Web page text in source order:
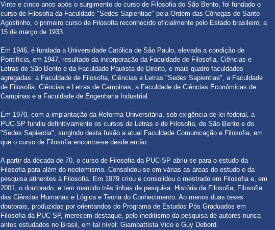
Vinte e cinco anos após o surgimento do curso de Filosofia do São Bento, foi fundado o
curso de Filosofia da Faculdade "Sedes Sapientiae" pela Ordem das Cônegas de Santo
Agostinho, o primeiro curso de Filosofia reconhecido oficialmente pelo Estado brasileiro, a
15 de março de 1933.
Em 1946, é fundada a Universidade Católica de São Paulo, elevada a condição de
Pontifícia, em 1947, resultado da incorporação da Faculdade de Filosofia, Ciências e
Letras de São Bento e da Faculdade Paulista de Direito, e mais quatro faculdades
agregadas: a Faculdade de Filosofia, Ciências e Letras "Sedes Sapientiae", a Faculdade
de Filosofia, Ciências e Letras de Campinas, a Faculdade de Ciências Econômicas de
Campinas e a Faculdade de Engenharia Industrial.
Em 1970, com a implantação da Reforma Universitária, sob exigência de lei federal, a
PUC-SP fundiu definitivamente os cursos de Letras e de Filosofia, do São Bento e do
"Sedes Sapientia", surgindo desta fusão a atual Faculdade Comunicação e Filosofia, em
que o curso de Filosofia encontra-se desde então.
A partir da década de 70, o curso de Filosofia da PUC-SP abriu-se para o estudo da
Filosofia para além do neotomismo. Consolidou-se em várias as áreas do estudo e da
pesquisa atinentes à Filosofia. Em 1979 criou e consolidou o mestrado em Filosofia e, em
2001, o doutorado, e tem mantido três linhas de pesquisa: História da Filosofia, Filosofia
das Ciências Humanas e Lógica e Teoria do Conhecimento. Ao menos duas teses
doutorais, produzidas por orientandos do Programa de Estudos Pós Graduados em
Filosofia da PUC-SP, merecem destaque, pelo ineditismo da pesquisa de autores nunca
antes estudados no Brasil, em tal nível: Giambattista Vico e Guy Debord.